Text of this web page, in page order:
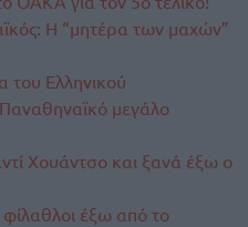
Η “μητέρα των μαχών”
του Ελληνικού
μεγάλο
Χουάντσο και ξανά έξω ο
φίλαθλοι έξω από το